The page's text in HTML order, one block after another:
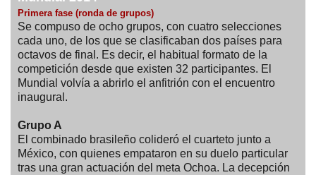
Primera fase (ronda de grupos)
Se compuso de ocho grupos, con cuatro selecciones
cada uno, de los que se clasificaban dos países para
octavos de final. Es decir, el habitual formato de la
competición desde que existen 32 participantes. El
Mundial volvía a abrirlo el anfitrión con el encuentro
inaugural.
Grupo A
El combinado brasileño colideró el cuarteto junto a
México, con quienes empataron en su duelo particular
tras una gran actuación del meta Ochoa. La decepción